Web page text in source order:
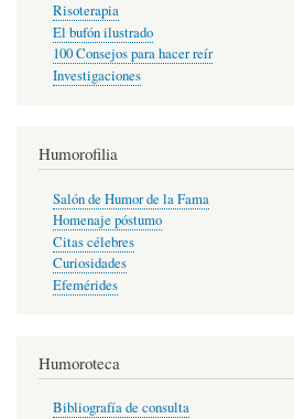
Risoterapia
El bufón ilustrado
100 Consejos para hacer reír
Investigaciones
Humorofilia
Salón de Humor de la Fama
Homenaje póstumo
Citas célebres
Curiosidades
Efemérides
Humoroteca
Bibliografía de consulta